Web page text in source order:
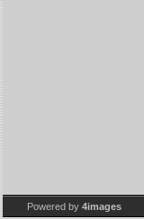
Powered by 4images